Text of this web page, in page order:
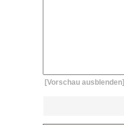
[Vorschau ausblenden]